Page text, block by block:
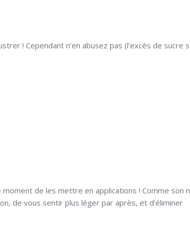
! Cependant n’en abusez pas (l’excès de sucre
de les mettre en applications ! Comme son
de vous sentir plus léger par après, et d’éliminer